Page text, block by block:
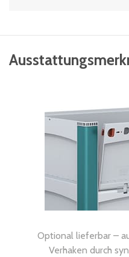
Optional lieferbar –
Verhaken durch